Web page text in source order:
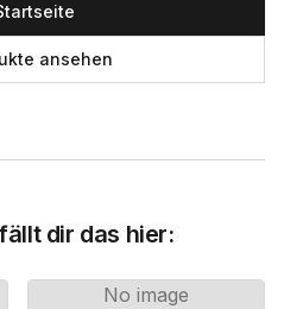
ansehen
dir das hier:
No image